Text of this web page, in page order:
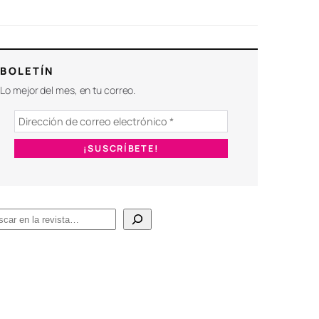
BOLETÍN
Lo mejor del mes, en tu correo.